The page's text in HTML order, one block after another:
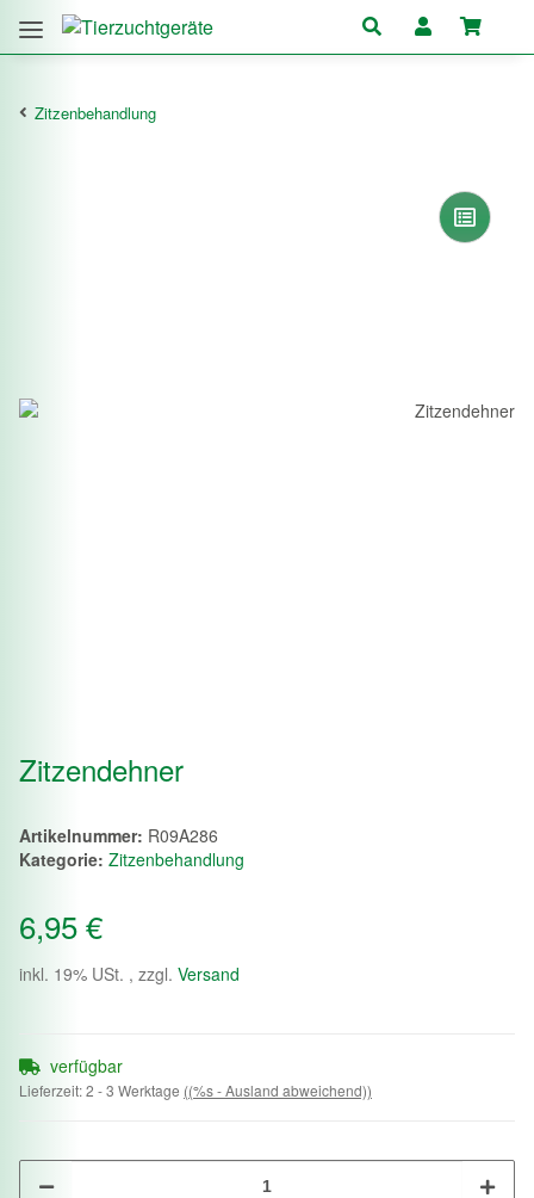
Zitzenbehandlung
Zitzendehner
Artikelnummer: R09A286
Kategorie: Zitzenbehandlung
6,95 €
inkl. 19% USt. , zzgl. Versand
verfügbar
Lieferzeit:2 - 3 Werktage ((%s - Ausland abweichend))